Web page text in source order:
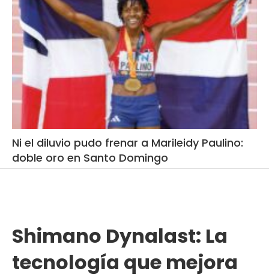
Ni el diluvio pudo frenar a Marileidy Paulino:
doble oro en Santo Domingo